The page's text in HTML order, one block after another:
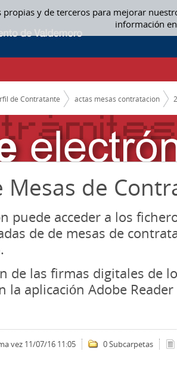
y de terceros para mejorar
información
de Contratante actas mesas contratacion
Mesas de
puede acceder a los
de de mesas de
de las firmas digitales de
la aplicación Adobe Reader
vez 11/07/16 11:05 0 Subcarpetas